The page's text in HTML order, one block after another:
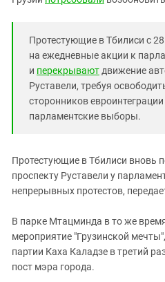
ЮФО
Протестующие в Тбилиси с
на ежедневные акции к
и перекрывают движение
Руставели, требуя
сторонников
парламентские выборы.
Протестующие в Тбилиси вновь
проспекту Руставели у
непрерывных протестов,
В парке Мтацминда в то же
мероприятие "Грузинской
партии Каха Каладзе в третий
пост мэра города.